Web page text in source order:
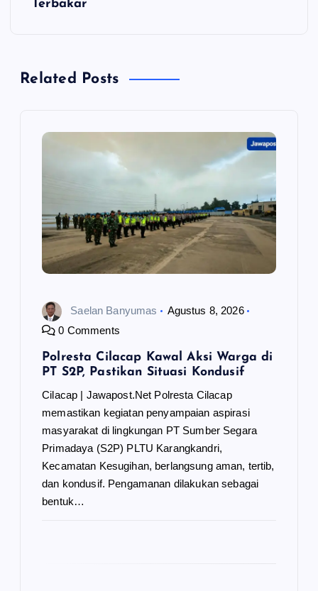
s
Terbakar
Related Posts
Saelan Banyumas
Agustus 8, 2026
0 Comments
Polresta Cilacap Kawal Aksi Warga di
PT S2P, Pastikan Situasi Kondusif
Cilacap | Jawapost.Net Polresta Cilacap
memastikan kegiatan penyampaian aspirasi
masyarakat di lingkungan PT Sumber Segara
Primadaya (S2P) PLTU Karangkandri,
Kecamatan Kesugihan, berlangsung aman, tertib,
dan kondusif. Pengamanan dilakukan sebagai
bentuk…